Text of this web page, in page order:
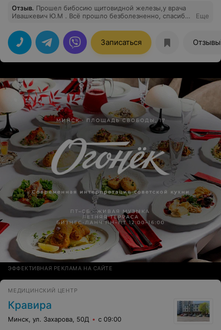
Отзыв. Прошел бибосию щитовидной железы,у врача
Ивашкевич Ю.М . Всё прошло безболезненно, спасибо
Еще
Записаться Отзывы
ЭФФЕКТИВНАЯ РЕКЛАМА НА САЙТЕ
МЕДИЦИНСКИЙ ЦЕНТР
Кравира
Минск, ул. Захарова, 50Д с 09:00